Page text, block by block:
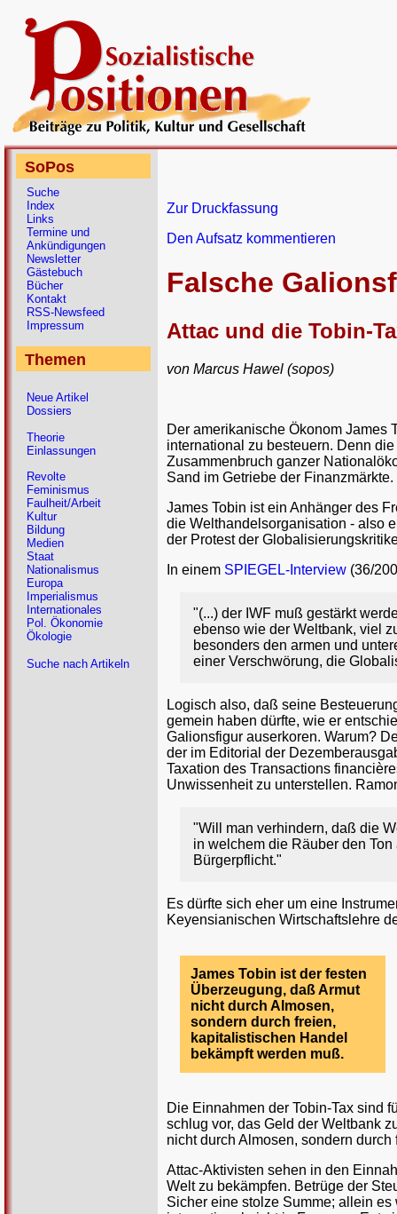
Zur Druckfassung
Den Aufsatz kommentieren
Falsche
Attac und die Tobin-
von Marcus Hawel (sopos)
Der amerikanische Ökonom James
international zu besteuern. Denn
Zusammenbruch ganzer
Sand im Getriebe der Finanzmärkte.
James Tobin ist ein Anhänger des
die Welthandelsorganisation - also
der Protest der
In einem SPIEGEL-Interview (36/
"(...) der IWF muß gestärkt
ebenso wie der Weltbank, viel
besonders den armen und
einer Verschwörung, die
Logisch also, daß seine
gemein haben dürfte, wie er
Galionsfigur auserkoren. Warum?
der im Editorial der
Taxation des Transactions
Unwissenheit zu unterstellen.
"Will man verhindern, daß die
in welchem die Räuber den
Bürgerpflicht."
Es dürfte sich eher um eine
Keyensianischen Wirtschaftslehre
James Tobin ist der festen
Überzeugung, daß Armut
nicht durch Almosen,
sondern durch freien,
kapitalistischen Handel
bekämpft werden muß.
Die Einnahmen der Tobin-Tax sind
schlug vor, das Geld der Weltbank
nicht durch Almosen, sondern
Attac-Aktivisten sehen in den
Welt zu bekämpfen. Betrüge der
Sicher eine stolze Summe; allein
SoPos
Suche
Index
Links
Termine und
Ankündigungen
Newsletter
Gästebuch
Bücher
Kontakt
RSS-Newsfeed
Impressum
Themen
Neue Artikel
Dossiers
Theorie
Einlassungen
Revolte
Feminismus
Faulheit/Arbeit
Kultur
Bildung
Medien
Staat
Nationalismus
Europa
Imperialismus
Internationales
Pol. Ökonomie
Ökologie
Suche nach Artikeln